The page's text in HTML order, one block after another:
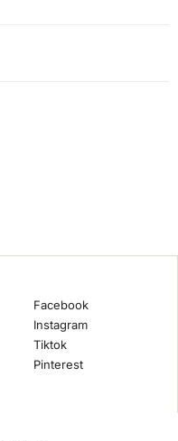
Facebook
Instagram
Tiktok
Pinterest